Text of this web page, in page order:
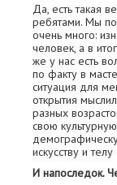
Да, есть такая
ребятами. Мы
очень много:
человек, а в
же у нас есть
по факту в
ситуация для
открытия
разных
свою
искусству и
И напоследок.